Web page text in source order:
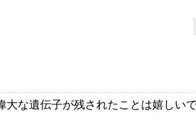
大な遺伝子が残されたことは嬉しい